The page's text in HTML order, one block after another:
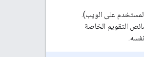
على الويب).
التقويم الخاصة